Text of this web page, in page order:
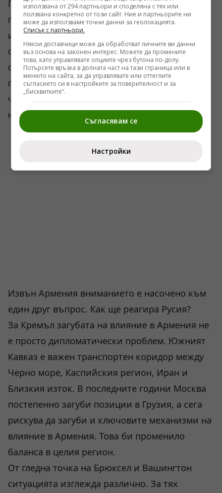
Предстои да се види дали ще има масови
протести и дали опозицията ще успее да
изведе на улицата достатъчно хора, за да
оспори резултатите. Засега няма признаци за
сценарий от мащаба на събитията през 2018
г., когато именно Пашинян дойде на власт
чрез масова обществена мобилизация. Но
напрежението е налице.
Извън Армения вниманието е насочено към
един друг въпрос. Как ще реагира Русия?
За Кремъл загубата на влияние в Армения не
е просто дипломатически проблем. Южният
Кавказ е важен транспортен коридор между
Черно море, Каспийския регион, Иран и
Близкия изток. В последните години Москва
постепенно загуби позиции в Грузия, а сега
рискува да загуби и ключовите механизми на
влияние в Армения. Това би променило
баланса в целия регион.
От гледна точка на Брюксел и Вашингтон
ситуацията изглежда различно. За тях
използвана от 294 партньори и споделяна с тях или
ползвана конкретно от този сайт. Ние и партньорите ни
може да използваме точни данни за геолокацията.
Списък с партньори.
Някои доставчици може да обработват личните ви данни
въз основа на законен интерес. Можете да промените
това, като управлявате опциите чрез бутона по-долу.
Потърсете връзка в долната част на тази страница или в
менюто на сайта, за да управлявате или оттеглите
съгласието си в настройките за поверителност и за
„бисквитките“.
Съгласявам се
Настройки